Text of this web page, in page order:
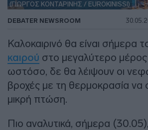
(ΓΙΩΡΓΟΣ ΚΟΝΤΑΡΙΝΗΣ / EUROKINISSI)
DEBATER NEWSROOM
Καλοκαιρινό θα είναι σήμερα
καιρού στο μεγαλύτερο
ωστόσο, δε θα λέιψουν οι
βροχές με τη θερμοκρασία να
μικρή πτώση.
Πιο αναλυτικά, σήμερα